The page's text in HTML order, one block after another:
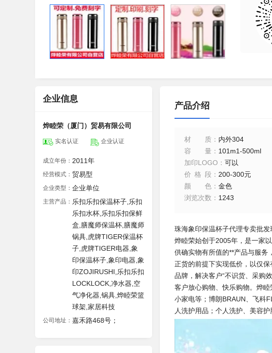
企业信息
烨睦荣（厦门）贸易有限公司
实名认证 企业认证
成立年份： 2011年
经营模式： 贸易型
企业类型： 企业单位
主营产品： 乐扣乐扣保温杯子,乐扣
乐扣水杯,乐扣乐扣保鲜
盒,膳魔师保温杯,膳魔师
锅具,虎牌TIGER保温杯
子,虎牌TIGER电器,象
印保温杯子,象印电器,象
印ZOJIRUSHI,乐扣乐扣
LOCKLOCK,净水器,空
气净化器,锅具,烨睦荣篮
球架,家居科技
公司地址： 嘉禾路468号；
产品介绍
材质 ： 内外304
容量 ： 101m1-500ml
加印LOGO ： 可以
价格段 ： 200-300元
颜色 ： 金色
浏览次数 ： 1243
珠海象印保温杯子代理专卖批
烨睦荣始创于2005年，是一家
供确实物有所值的**产品与服务
正货的前提下实现低价，以仅
品牌，解决客户“不识货、采购
客户放心购物、快乐购物。烨
小家电等；博朗BRAUN、飞科
人洗护用品；个人洗护、美容